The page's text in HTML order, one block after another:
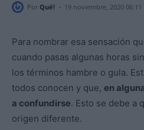
Por Qué! - 19 noviembre, 2020 06:11
Para nombrar esa sensación
cuando pasas algunas horas
los términos hambre o gula.
todos conocen y que, en
a confundirse. Esto se debe a
origen diferente.